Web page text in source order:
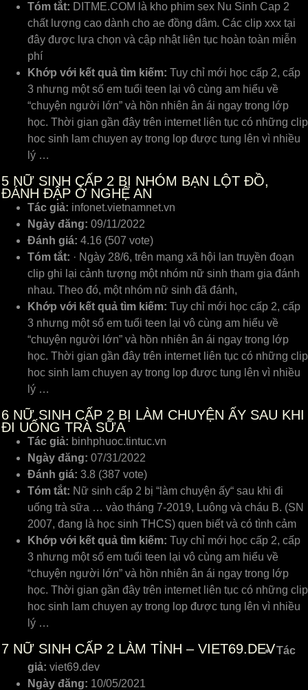
Tóm tắt: DITME.COM là kho phim sex Nu Sinh Cap 2
chất lượng cao dành cho ae đồng dâm. Các clip xxx tại
đây được lựa chọn và cập nhật liên tục hoàn toàn miễn
phí
Khớp với kết quả tìm kiếm: Tuy chỉ mới học cấp 2, cấp
3 nhưng một số em tuổi teen lại vô cùng am hiểu về
“chuyện người lớn” và hồn nhiên ân ái ngay trong lớp
học. Thời gian gần đây trên internet liên tục có những clip
hoc sinh lam chuyen ay trong lop được tung lên vì nhiều
lý …
5 NỮ SINH CẤP 2 BỊ NHÓM BẠN LỘT ĐỒ,
ĐÁNH ĐẬP Ở NGHỆ AN
Tác giả: infonet.vietnamnet.vn
Ngày đăng: 09/11/2022
Đánh giá: 4.16 (507 vote)
Tóm tắt: · Ngày 28/6, trên mạng xã hội lan truyền đoạn
clip ghi lại cảnh tượng một nhóm nữ sinh tham gia đánh
nhau. Theo đó, một nhóm nữ sinh đã đánh,
Khớp với kết quả tìm kiếm: Tuy chỉ mới học cấp 2, cấp
3 nhưng một số em tuổi teen lại vô cùng am hiểu về
“chuyện người lớn” và hồn nhiên ân ái ngay trong lớp
học. Thời gian gần đây trên internet liên tục có những clip
hoc sinh lam chuyen ay trong lop được tung lên vì nhiều
lý …
6 NỮ SINH CẤP 2 BỊ LÀM CHUYỆN ẤY SAU KHI
ĐI UỐNG TRÀ SỮA
Tác giả: binhphuoc.tintuc.vn
Ngày đăng: 07/31/2022
Đánh giá: 3.8 (387 vote)
Tóm tắt: Nữ sinh cấp 2 bị “làm chuyện ấy“ sau khi đi
uống trà sữa … vào tháng 7-2019, Luông và cháu B. (SN
2007, đang là học sinh THCS) quen biết và có tình cảm
Khớp với kết quả tìm kiếm: Tuy chỉ mới học cấp 2, cấp
3 nhưng một số em tuổi teen lại vô cùng am hiểu về
“chuyện người lớn” và hồn nhiên ân ái ngay trong lớp
học. Thời gian gần đây trên internet liên tục có những clip
hoc sinh lam chuyen ay trong lop được tung lên vì nhiều
lý …
7 NỮ SINH CẤP 2 LÀM TỈNH – VIET69.DEVTác
giả: viet69.dev
Ngày đăng: 10/05/2021